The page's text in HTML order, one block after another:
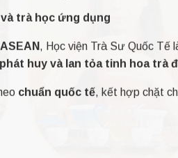
trà học ứng dụng
, Học viện Trà Sư Quốc Tế
huy và lan tỏa tinh hoa trà
chuẩn quốc tế, kết hợp chặt